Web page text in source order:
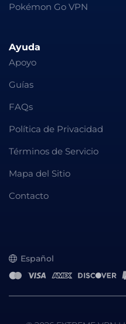
Pokémon Go VPN
Ayuda
Apoyo
Guías
FAQs
Política de Privacidad
Términos de Servicio
Mapa del Sitio
Contacto
Español